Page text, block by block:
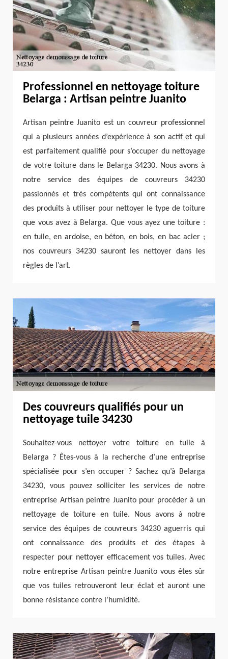
Professionnel en nettoyage toiture
Belarga : Artisan peintre Juanito
Artisan peintre Juanito est un couvreur professionnel
qui a plusieurs années d’expérience à son actif et qui
est parfaitement qualifié pour s’occuper du nettoyage
de votre toiture dans le Belarga 34230. Nous avons à
notre service des équipes de couvreurs 34230
passionnés et très compétents qui ont connaissance
des produits à utiliser pour nettoyer le type de toiture
que vous avez à Belarga. Que vous ayez une toiture :
en tuile, en ardoise, en béton, en bois, en bac acier ;
nos couvreurs 34230 sauront les nettoyer dans les
règles de l’art.
Des couvreurs qualifiés pour un
nettoyage tuile 34230
Souhaitez-vous nettoyer votre toiture en tuile à
Belarga ? Êtes-vous à la recherche d’une entreprise
spécialisée pour s’en occuper ? Sachez qu’à Belarga
34230, vous pouvez solliciter les services de notre
entreprise Artisan peintre Juanito pour procéder à un
nettoyage de toiture en tuile. Nous avons à notre
service des équipes de couvreurs 34230 aguerris qui
ont connaissance des produits et des étapes à
respecter pour nettoyer efficacement vos tuiles. Avec
notre entreprise Artisan peintre Juanito vous êtes sûr
que vos tuiles retrouveront leur éclat et auront une
bonne résistance contre l’humidité.